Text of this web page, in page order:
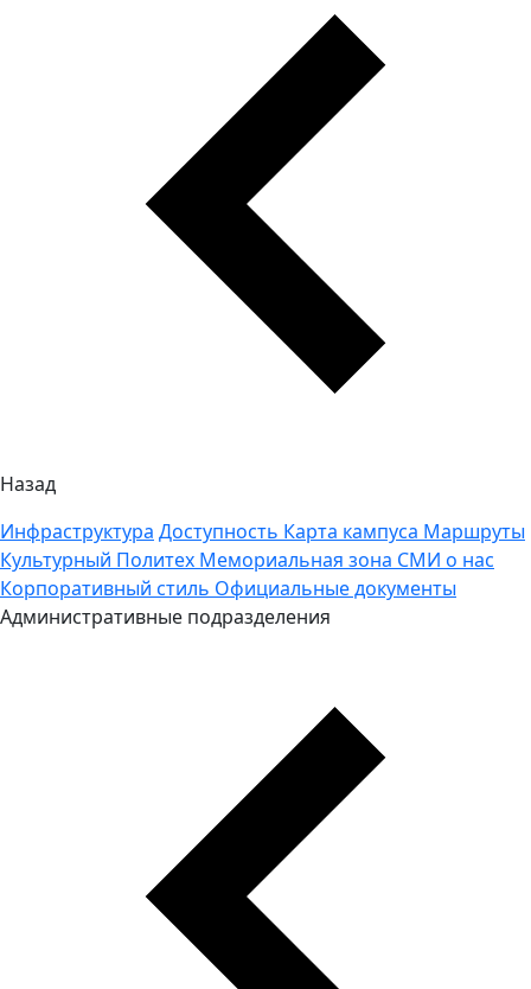
Назад
Инфраструктура Доступность Карта кампуса Маршруты
Культурный Политех Мемориальная зона СМИ о нас
Корпоративный стиль Официальные документы
Административные подразделения